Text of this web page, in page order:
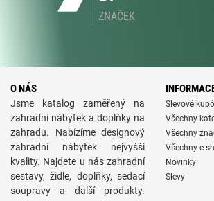
ZNAČEK
O NÁS
Jsme katalog zaměřený na
zahradní nábytek a doplňky na
zahradu. Nabízíme designový
zahradní nábytek nejvyšši
kvality. Najdete u nás zahradní
sestavy, židle, doplňky, sedací
soupravy a další produkty.
Slevové
Všechny
Všechny
Všechny e-
Novinky
Slevy